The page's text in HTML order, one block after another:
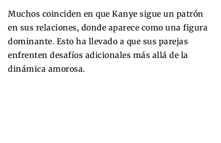
Muchos coinciden en que Kanye sigue un patrón
en sus relaciones, donde aparece como una figura
dominante. Esto ha llevado a que sus parejas
enfrenten desafíos adicionales más allá de la
dinámica amorosa.